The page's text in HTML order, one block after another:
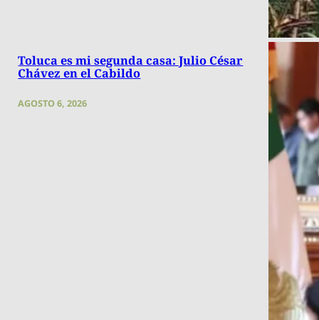
Toluca es mi segunda casa: Julio César
Chávez en el Cabildo
AGOSTO 6, 2026